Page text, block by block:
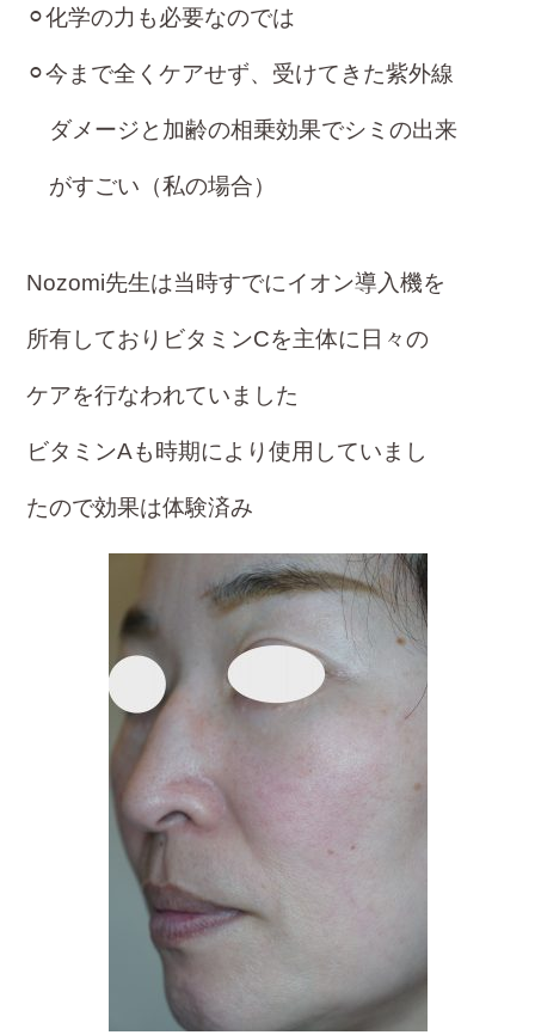
⚪︎化学の力も必要なのでは
⚪︎今まで全くケアせず、受けてきた紫外線
ダメージと加齢の相乗効果でシミの出来
がすごい（私の場合）
Nozomi先生は当時すでにイオン導入機を
所有しておりビタミンCを主体に 日々の
ケアを行なわれていました
ビタミンAも時期により使用していまし
たので効果は体験済み